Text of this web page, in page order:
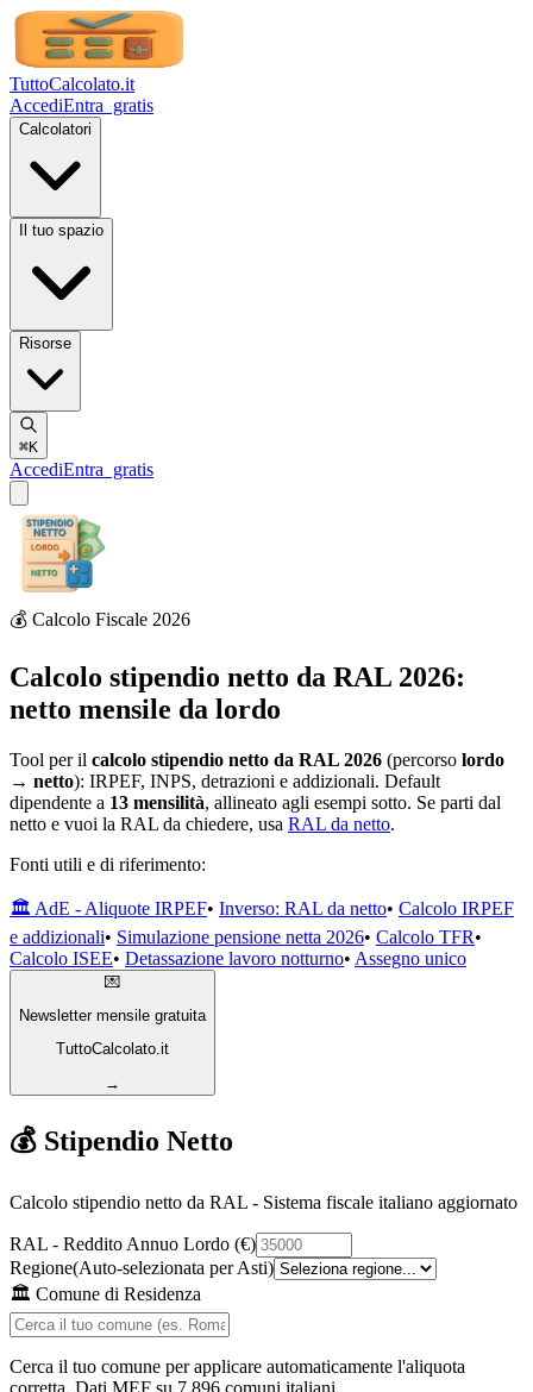
TuttoCalcolato.it
AccediEntra gratis
Calcolatori
Il tuo spazio
Risorse
⌘K
AccediEntra gratis
💰 Calcolo Fiscale 2026
Calcolo stipendio netto da RAL 2026:
netto mensile da lordo
Tool per il calcolo stipendio netto da RAL 2026 (percorso lordo
→ netto): IRPEF, INPS, detrazioni e addizionali. Default
dipendente a 13 mensilità, allineato agli esempi sotto. Se parti dal
netto e vuoi la RAL da chiedere, usa RAL da netto.
Fonti utili e di riferimento:
🏛️ AdE - Aliquote IRPEF• Inverso: RAL da netto• Calcolo IRPEF
e addizionali• Simulazione pensione netta 2026• Calcolo TFR•
Calcolo ISEE• Detassazione lavoro notturno• Assegno unico
💌
Newsletter mensile gratuita
TuttoCalcolato.it
→
💰 Stipendio Netto
Calcolo stipendio netto da RAL - Sistema fiscale italiano aggiornato
RAL - Reddito Annuo Lordo (€)
Regione(Auto-selezionata perAsti)
🏛️ Comune di Residenza
Cerca il tuo comune per applicare automaticamente l'aliquota
corretta. Dati MEF su 7.896 comuni italiani.